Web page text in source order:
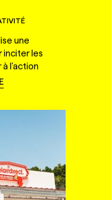
une
inciter les
à l'action